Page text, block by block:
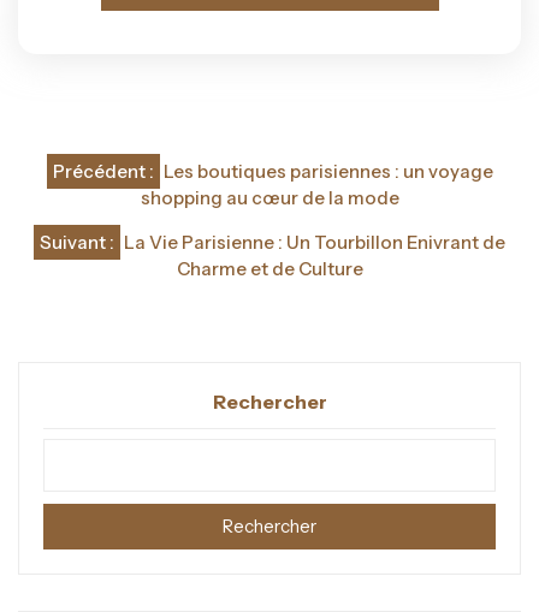
Navigation
l’article
Précédent : Les boutiques parisiennes : un voyage
shopping au cœur de la mode
Suivant : La Vie Parisienne : Un Tourbillon Enivrant de
Charme et de Culture
Rechercher
Rechercher